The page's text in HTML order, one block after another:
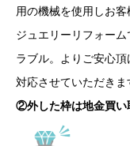
用の機械を使用しお客
ジュエリーリフォー
ラブル。よりご安心
対応させていただきま
②外した枠は地金買い